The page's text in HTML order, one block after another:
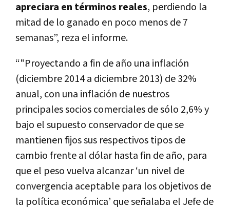
apreciara en términos reales, perdiendo la
mitad de lo ganado en poco menos de 7
semanas”, reza el informe.
“"Proyectando a fin de año una inflación
(diciembre 2014 a diciembre 2013) de 32%
anual, con una inflación de nuestros
principales socios comerciales de sólo 2,6% y
bajo el supuesto conservador de que se
mantienen fijos sus respectivos tipos de
cambio frente al dólar hasta fin de año, para
que el peso vuelva alcanzar ‘un nivel de
convergencia aceptable para los objetivos de
la política económica’ que señalaba el Jefe de